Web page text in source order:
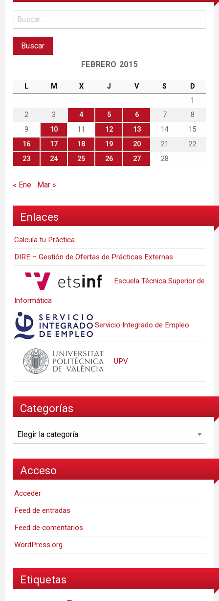
FEBRERO 2015
L M X J V S
D
1
2
3 4 5 6 7
8
9
10 11 12 13 14
15
16
17 18 19 20 21
22
23
24 25 26 27 28
« Ene Mar »
Enlaces
Calcula tu Práctica
DIRE – Gestión de Ofertas de Prácticas Externas
Escuela Técnica Superior de
Informática
Servicio Integrado de Empleo
UPV
Categorías
Categorías
Acceso
Acceder
Feed de entradas
Feed de comentarios
WordPress.org
Etiquetas